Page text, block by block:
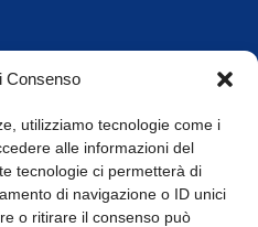
Consenso
utilizziamo tecnologie come i
alle informazioni del
tecnologie ci permetterà di
di navigazione o ID unici
o ritirare il consenso può
apertura
14.00-17.30